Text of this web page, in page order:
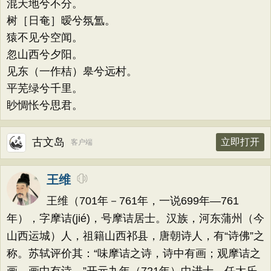
混天地兮不分。
树［日奄］暧兮氛氲。
猿不见兮空闻。
忽山西兮夕阳。
见东（一作桔）皋兮远村。
平芜绿兮千里。
眇惆怅兮思君。
古文岛 客户端 立即打开
王维
王维（701年－761年，一说699年—761
年），字摩诘(jié)，号摩诘居士。汉族，河东蒲州（今
山西运城）人，祖籍山西祁县，唐朝诗人，有“诗佛”之
称。苏轼评价其：“味摩诘之诗，诗中有画；观摩诘之